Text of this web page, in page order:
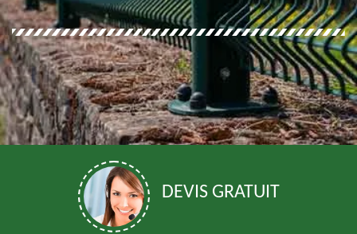
DEVIS GRATUIT